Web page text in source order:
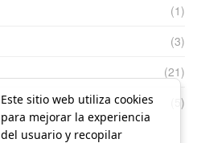
(1)
(3)
(21)
(5)
Este sitio web utiliza cookies
para mejorar la experiencia
del usuario y recopilar